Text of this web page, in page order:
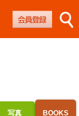
写真 BOOKS